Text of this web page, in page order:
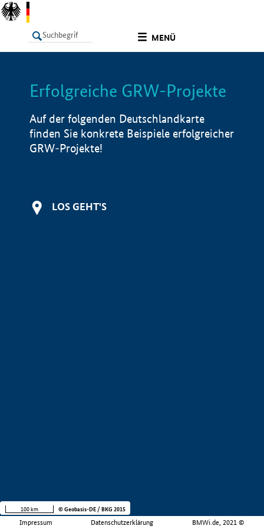
MENÜ
LISTE Info
Erfolgreiche GRW-Projekte
Auf der folgenden Deutschlandkarte
finden Sie konkrete Beispiele erfolgreicher
GRW-Projekte!
LOS GEHT'S
Impressum Datenschutzerklärung BMWi.de, 2021 ©
100 km © Geobasis-DE / BKG 2015